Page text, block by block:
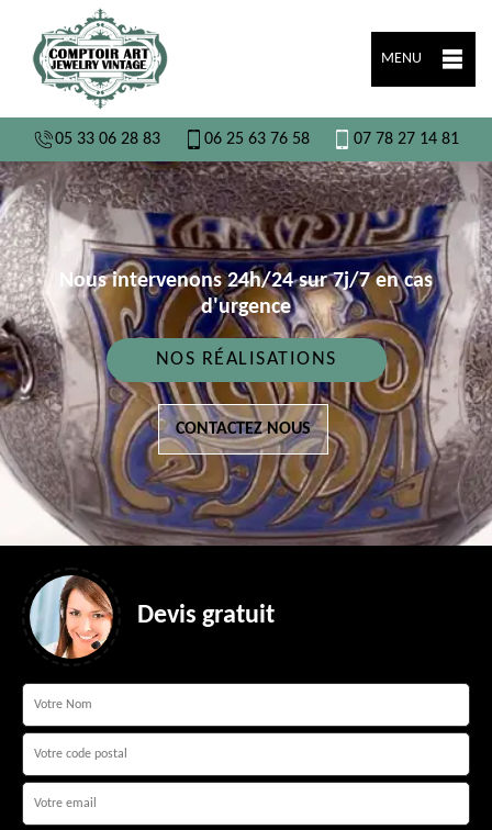
MENU
05 33 06 28 83 06 25 63 76 58 07 78 27 14 81
Nous intervenons 24h/24 sur 7j/7 en cas
d'urgence
NOS RÉALISATIONS
CONTACTEZ NOUS
Devis gratuit